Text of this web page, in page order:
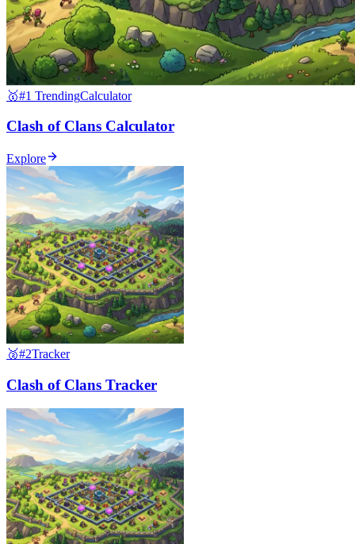
🥇#1 TrendingCalculator
Clash of Clans Calculator
Explore
🥈#2Tracker
Clash of Clans Tracker